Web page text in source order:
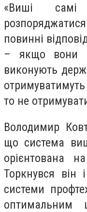
«Виші самі
повинні
– якщо вони
виконують
то не
Володимир
що система
орієнтована
Торкнувся він
системи
оптимальним